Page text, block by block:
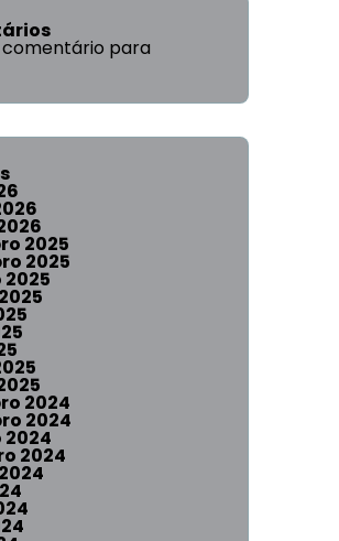
comentário para
2025
2025
2024
2024
2024